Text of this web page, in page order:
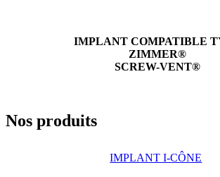
IMPLANT COMPATIBLE
ZIMMER®
SCREW-VENT®
Nos produits
IMPLANT I-CÔNE